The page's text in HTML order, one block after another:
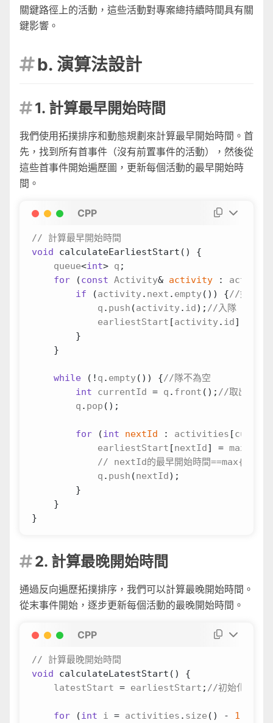
關鍵路徑上的活動，這些活動對專案總持續時間具有關
鍵影響。
b. 演算法設計
1. 計算最早開始時間
我們使用拓撲排序和動態規劃來計算最早開始時間。首
先，找到所有首事件（沒有前置事件的活動），然後從
這些首事件開始遍歷圖，更新每個活動的最早開始時
間。
CPP
void
calculateEarliestStart ()
{
queue<int> q ;
for
(const Activity& activity :
if
(activity. next . empty())
{
q . push (activity. id);
earliestStart [activity. id]
}
}
while ( ! q . empty()) {
int
currentId = q . front ();
q . pop ();
for (int nextId : activities [
earliestStart [nextId] = max
q . push (nextId);
}
}
}
2. 計算最晚開始時間
通過反向遍歷拓撲排序，我們可以計算最晚開始時間。
從末事件開始，逐步更新每個活動的最晚開始時間。
CPP
void
calculateLatestStart ()
{
latestStart = earliestStart ;
for (int i = activities . size () - 1